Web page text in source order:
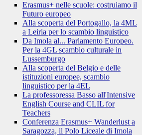
Erasmus+ nelle scuole: costruiamo il
Futuro europeo
Alla scoperta del Portogallo, la 4ML
a Leiria per lo scambio linguistico
Da Imola al... Parlamento Europeo.
Per la 4GL scambio culturale in
Lussemburgo
Alla scoperta del Belgio e delle
istituzioni europee, scambio
linguistico per la 4EL
La professoressa Basso all'Intensive
English Course and CLIL for
Teachers
Conferenza Erasmus+ Wanderlust a
Saragozza, il Polo Liceale di Imola